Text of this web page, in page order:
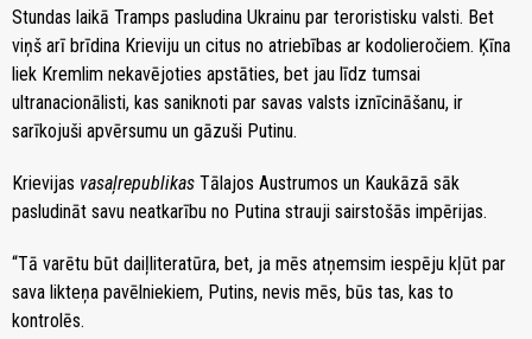
Stundas laikā Tramps pasludina Ukrainu par teroristisku valsti. Bet
viņš arī brīdina Krieviju un citus no atriebības ar kodolieročiem. Ķīna
liek Kremlim nekavējoties apstāties, bet jau līdz tumsai
ultranacionālisti, kas saniknoti par savas valsts iznīcināšanu, ir
sarīkojuši apvērsumu un gāzuši Putinu.
Krievijas vasaļrepublikas Tālajos Austrumos un Kaukāzā sāk
pasludināt savu neatkarību no Putina strauji sairstošās impērijas.
“Tā varētu būt daiļliteratūra, bet, ja mēs atņemsim iespēju kļūt par
sava likteņa pavēlniekiem, Putins, nevis mēs, būs tas, kas to
kontrolēs.